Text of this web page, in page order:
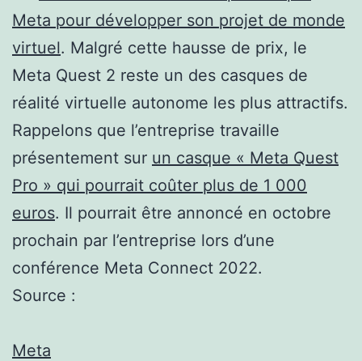
Meta pour développer son projet de monde
virtuel. Malgré cette hausse de prix, le
Meta Quest 2 reste un des casques de
réalité virtuelle autonome les plus attractifs.
Rappelons que l’entreprise travaille
présentement sur un casque « Meta Quest
Pro » qui pourrait coûter plus de 1 000
euros. Il pourrait être annoncé en octobre
prochain par l’entreprise lors d’une
conférence Meta Connect 2022.
Source :
Meta